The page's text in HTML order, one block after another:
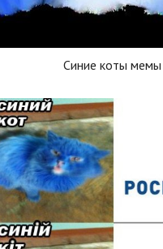
Синие коты мемы